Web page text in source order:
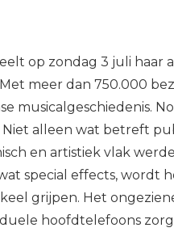
op zondag 3 juli haar
meer dan 750.000
musicalgeschiedenis.
Niet alleen wat betreft
en artistiek vlak
special effects, wordt
grijpen. Het
hoofdtelefoons